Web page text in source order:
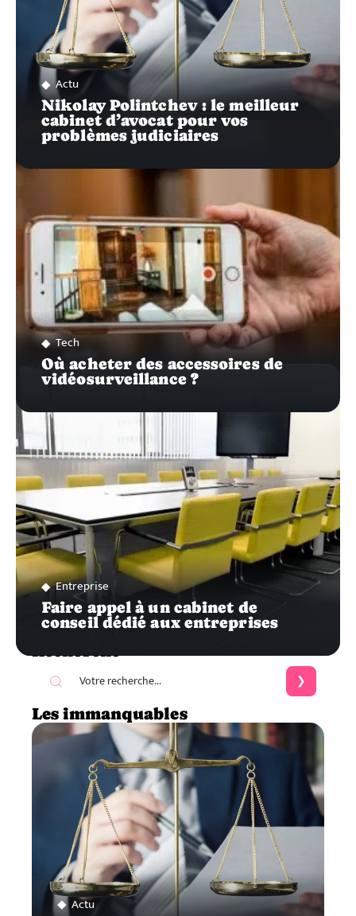
Actu
Nikolay Polintchev : le meilleur
cabinet d’avocat pour vos
problèmes judiciaires
Tech
Où acheter des accessoires de
vidéosurveillance ?
Entreprise
Faire appel à un cabinet de
conseil dédié aux entreprises
Recherche
Les immanquables
Actu